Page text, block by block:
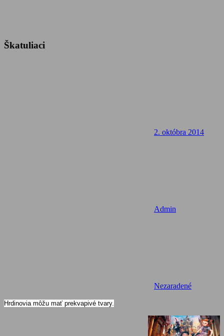
Škatuliaci
2. októbra 2014
Admin
Nezaradené
Hrdinovia môžu mať prekvapivé tvary.